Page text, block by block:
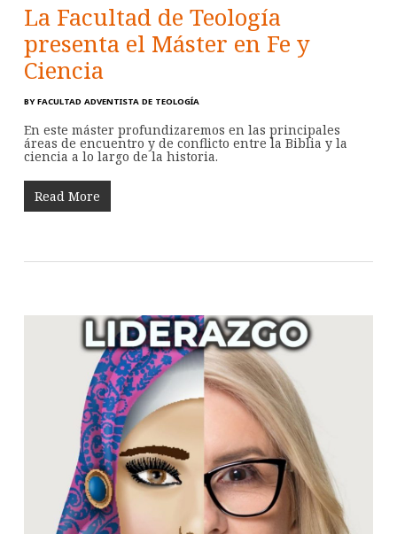
La Facultad de Teología
presenta el Máster en Fe y
Ciencia
BY FACULTAD ADVENTISTA DE TEOLOGÍA
En este máster profundizaremos en las principales
áreas de encuentro y de conflicto entre la Biblia y la
ciencia a lo largo de la historia.
Read More